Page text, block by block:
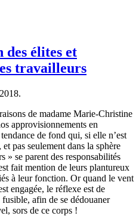
des élites et
travailleurs
.
de madame Marie-Christine
approvisionnements en
de fond qui, si elle n’est
pas seulement dans la sphère
» se parent des responsabilités
fait mention de leurs plantureux
à leur fonction. Or quand le vent
engagée, le réflexe est de
afin de se dédouaner
sors de ce corps !